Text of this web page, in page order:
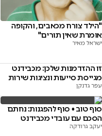
"הילד צורח מכאבים, והקופה
אומרת שאין תורים"
ישראל מאיר
זו ההזדמנות שלכן: מכבידנט
מגייסת סייעות ונציגות שירות
עפר גדנקן
סוף טוב • סוף להפגנות: נחתם
הסכם עם עובדי מכבידנט
יעקב גרודקה